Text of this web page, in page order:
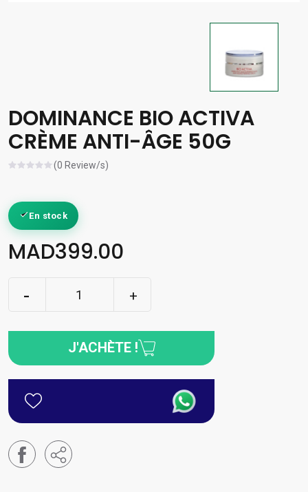
DOMINANCE BIO ACTIVA
CRÈME ANTI-ÂGE 50G
(0 Review/s)
En stock
MAD399.00
J'ACHÈTE !